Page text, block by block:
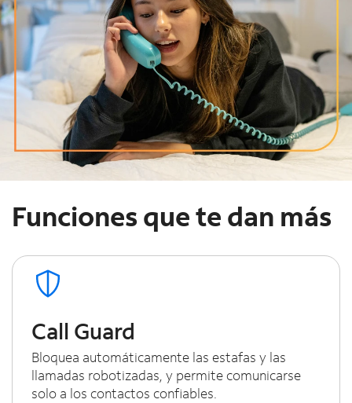
Funciones que te dan más
Call Guard
Bloquea automáticamente las estafas y las
llamadas robotizadas, y permite comunicarse
solo a los contactos confiables.